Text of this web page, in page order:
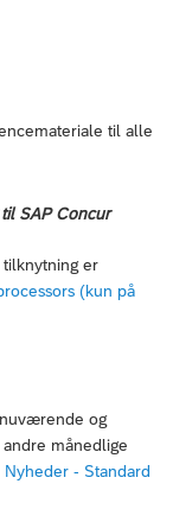
til alle
SAP Concur
er
(kun på
og
månedlige
Nyheder - Standard